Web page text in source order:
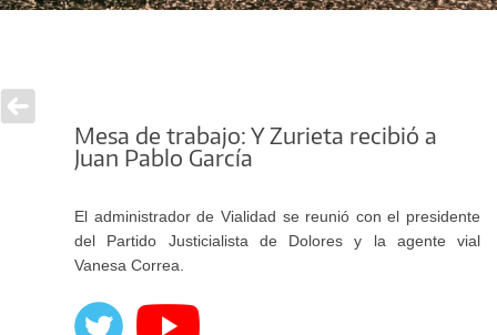
Mesa de trabajo: Y Zurieta recibió a
Juan Pablo García
El administrador de Vialidad se reunió con el presidente
del Partido Justicialista de Dolores y la agente vial
Vanesa Correa.